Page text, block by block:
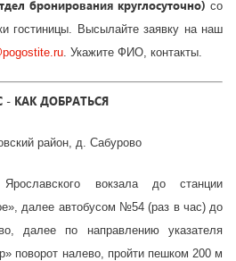
бронирования круглосуточно) со
гостиницы. Высылайте заявку на наш
pogostite.ru. Укажите ФИО, контакты.
- КАК ДОБРАТЬСЯ
район, д. Сабурово
вокзала до станции
далее автобусом №54 (раз в час) до
далее по направлению указателя
поворот налево, пройти пешком 200 м